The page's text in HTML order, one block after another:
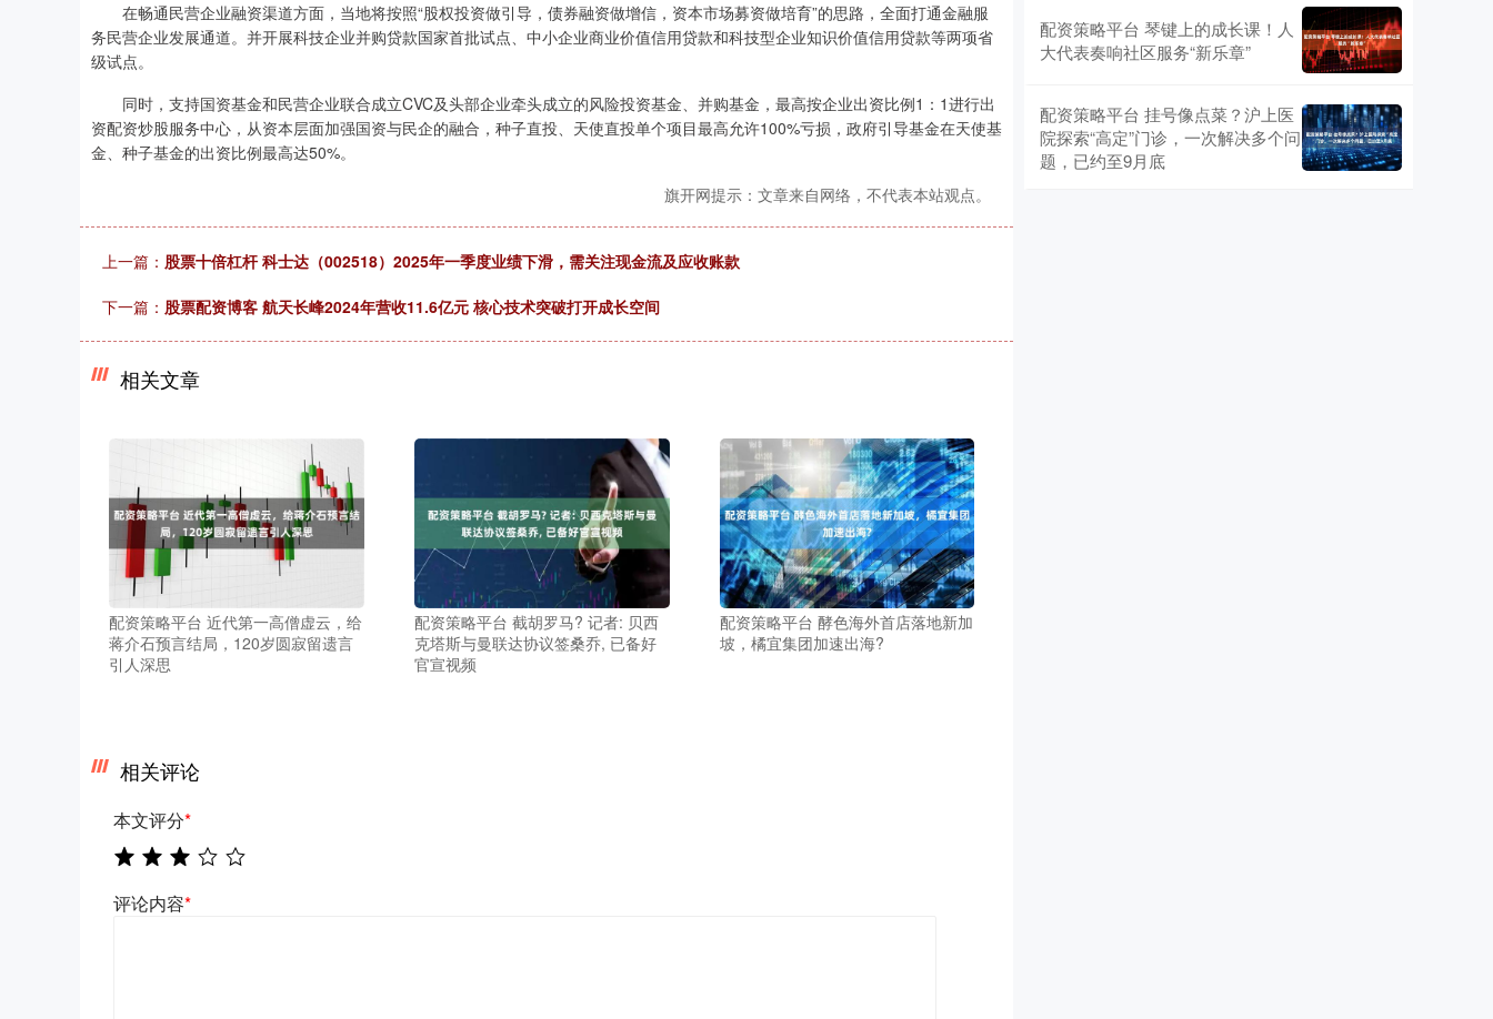
在畅通民营企业融资渠道方面，当地将按照“股权投资做引导，债券融资做增信，资本市场募资做培育”的思路，全面打通金融服
务民营企业发展通道。并开展科技企业并购贷款国家首批试点、中小企业商业价值信用贷款和科技型企业知识价值信用贷款等两项省
级试点。
同时，支持国资基金和民营企业联合成立CVC及头部企业牵头成立的风险投资基金、并购基金，最高按企业出资比例1：1进行出
资配资炒股服务中心，从资本层面加强国资与民企的融合，种子直投、天使直投单个项目最高允许100%亏损，政府引导基金在天使基
金、种子基金的出资比例最高达50%。
旗开网提示：文章来自网络，不代表本站观点。
上一篇： 股票十倍杠杆 科士达（002518）2025年一季度业绩下滑，需关注现金流及应收账款
下一篇： 股票配资博客 航天长峰2024年营收11.6亿元 核心技术突破打开成长空间
相关文章
配资策略平台 近代第一高僧虚云，给
蒋介石预言结局，120岁圆寂留遗言
引人深思
配资策略平台 截胡罗马? 记者: 贝西
克塔斯与曼联达协议签桑乔, 已备好
官宣视频
配资策略平台 酵色海外首店落地新加
坡，橘宜集团加速出海?
相关评论
本文评分*
评论内容*
配资策略平台 琴键上的成长课！人
大代表奏响社区服务“新乐章”
配资策略平台 挂号像点菜？沪上医
院探索“高定”门诊，一次解决多个问
题，已约至9月底